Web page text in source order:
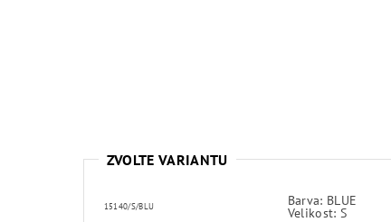
ZVOLTE VARIANTU
15140/S/BLU Barva: BLUE
Velikost: S